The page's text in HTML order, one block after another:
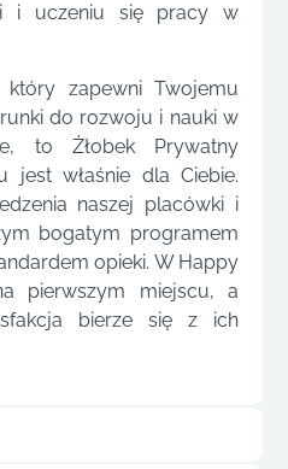
i uczeniu się pracy w
który zapewni Twojemu
do rozwoju i nauki w
to Żłobek Prywatny
jest właśnie dla Ciebie.
naszej placówki i
bogatym programem
opieki. W Happy
pierwszym miejscu, a
bierze się z ich